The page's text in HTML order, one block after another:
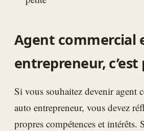
Agent commercial
entrepreneur, c’est
Si vous souhaitez devenir agent
auto entrepreneur, vous devez
propres compétences et intérêts.